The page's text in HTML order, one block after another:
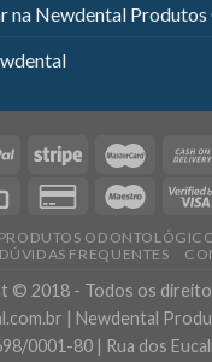
na Newdental
DÚVIDAS FREQUENTES
© 2018 - Todos os
| Newdental
0001-80 | Rua dos